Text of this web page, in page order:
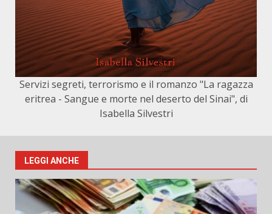
Servizi segreti, terrorismo e il romanzo "La ragazza
eritrea - Sangue e morte nel deserto del Sinai", di
Isabella Silvestri
LEGGI ANCHE